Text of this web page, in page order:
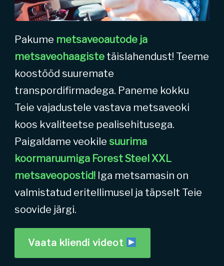
Pakume metsaveoautode ja
metsaveohaagiste täislahendust! Teeme
koostööd suuremate
transpordifirmadega. Paneme kokku
Teie vajadustele vastava metsaveoki
koos kvaliteetse pealisehitusega.
Paigaldame veokile suurima
koormaruumiga Forest Steel XXL
metsaveopostid! Iga metsamasin on
valmistatud eritellimusel ja täpselt Teie
soovide järgi.
Vaata kliendi videot